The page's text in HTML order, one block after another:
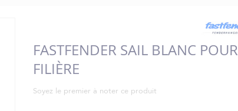
FASTFENDER SAIL BLANC POUR
FILIÈRE
Soyez le premier à noter ce produit